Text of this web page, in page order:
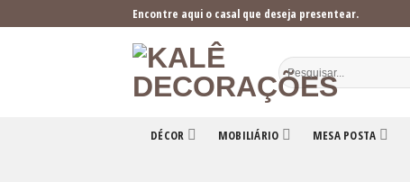
to
Encontre aqui o casal que deseja presentear.
DÉCOR MOBILIÁRIO MESA POSTA